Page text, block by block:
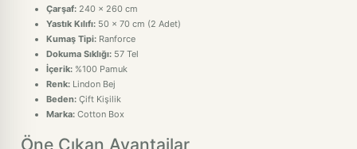
Çarşaf: 240 x 260 cm
Yastık Kılıfı: 50 x 70 cm (2 Adet)
Kumaş Tipi: Ranforce
Dokuma Sıklığı: 57 Tel
İçerik: %100 Pamuk
Renk: Lindon Bej
Beden: Çift Kişilik
Marka: Cotton Box
Öne Çıkan Avantajlar